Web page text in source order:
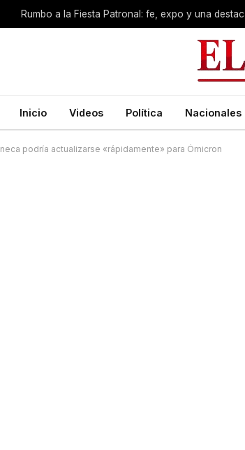
Inicio Videos Política Nacionales
podría actualizarse «rápidamente» para Ómicron